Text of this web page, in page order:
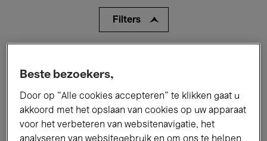
Filters
Performances Lezingen & Debatten
Beste bezoekers,
Door op “Alle cookies accepteren” te klikken gaat u
akkoord met het opslaan van cookies op uw apparaat
voor het verbeteren van websitenavigatie, het
analyseren van websitegebruik en om ons te helpen